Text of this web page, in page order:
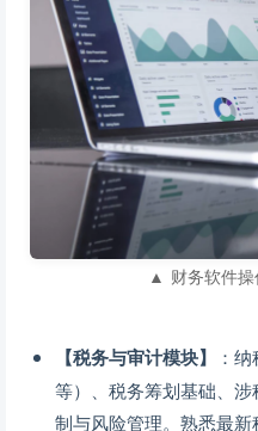
▲ 财务软件操
【税务与审计模块】
：
等）、税务筹划基础、
制与风险管理。熟悉最